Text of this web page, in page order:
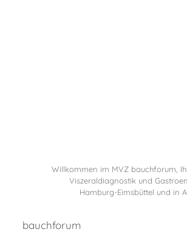
Willkommen im MVZ bauchforum,
Viszeraldiagnostik und
Hamburg-Eimsbüttel und in
bauchforum